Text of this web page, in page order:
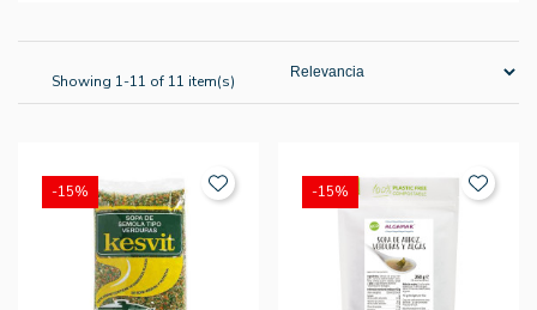
Showing 1-11 of 11 item(s)
-15% -15%